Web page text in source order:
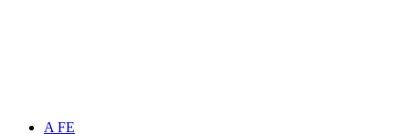
A FE